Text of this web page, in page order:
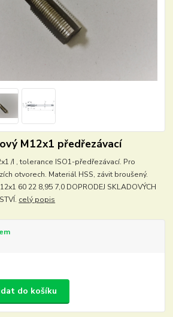
M12x1 předřezávací
/I , tolerance ISO1-předřezávací. Pro
otvorech. Materiál HSS, závit broušený.
60 22 8,95 7,0 DOPRODEJ SKLADOVÝCH
celý popis
do košíku